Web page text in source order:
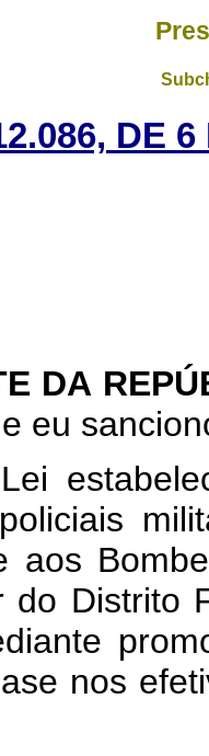
DE
DA
eu
aos
do Distrito
nos